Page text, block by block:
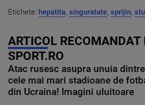
Etichete: hepatita, singuratate, sprijin,
ARTICOL RECOMANDAT
SPORT.RO
Atac rusesc asupra unuia dintre
cele mai mari stadioane de
din Ucraina! Imagini uluitoare